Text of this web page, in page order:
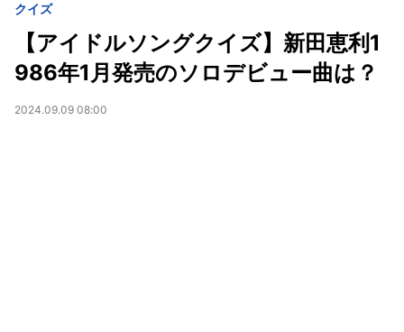
クイズ
【アイドルソングクイズ】新田恵利1
986年1月発売のソロデビュー曲は？
2024.09.09 08:00